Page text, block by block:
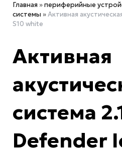
Главная »периферийные
системы »Активная
S10 white
Активная
система
Defender